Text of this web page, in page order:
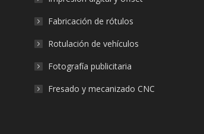
Fabricación de rótulos
Rotulación de vehículos
Fotografía publicitaria
Fresado y mecanizado CNC